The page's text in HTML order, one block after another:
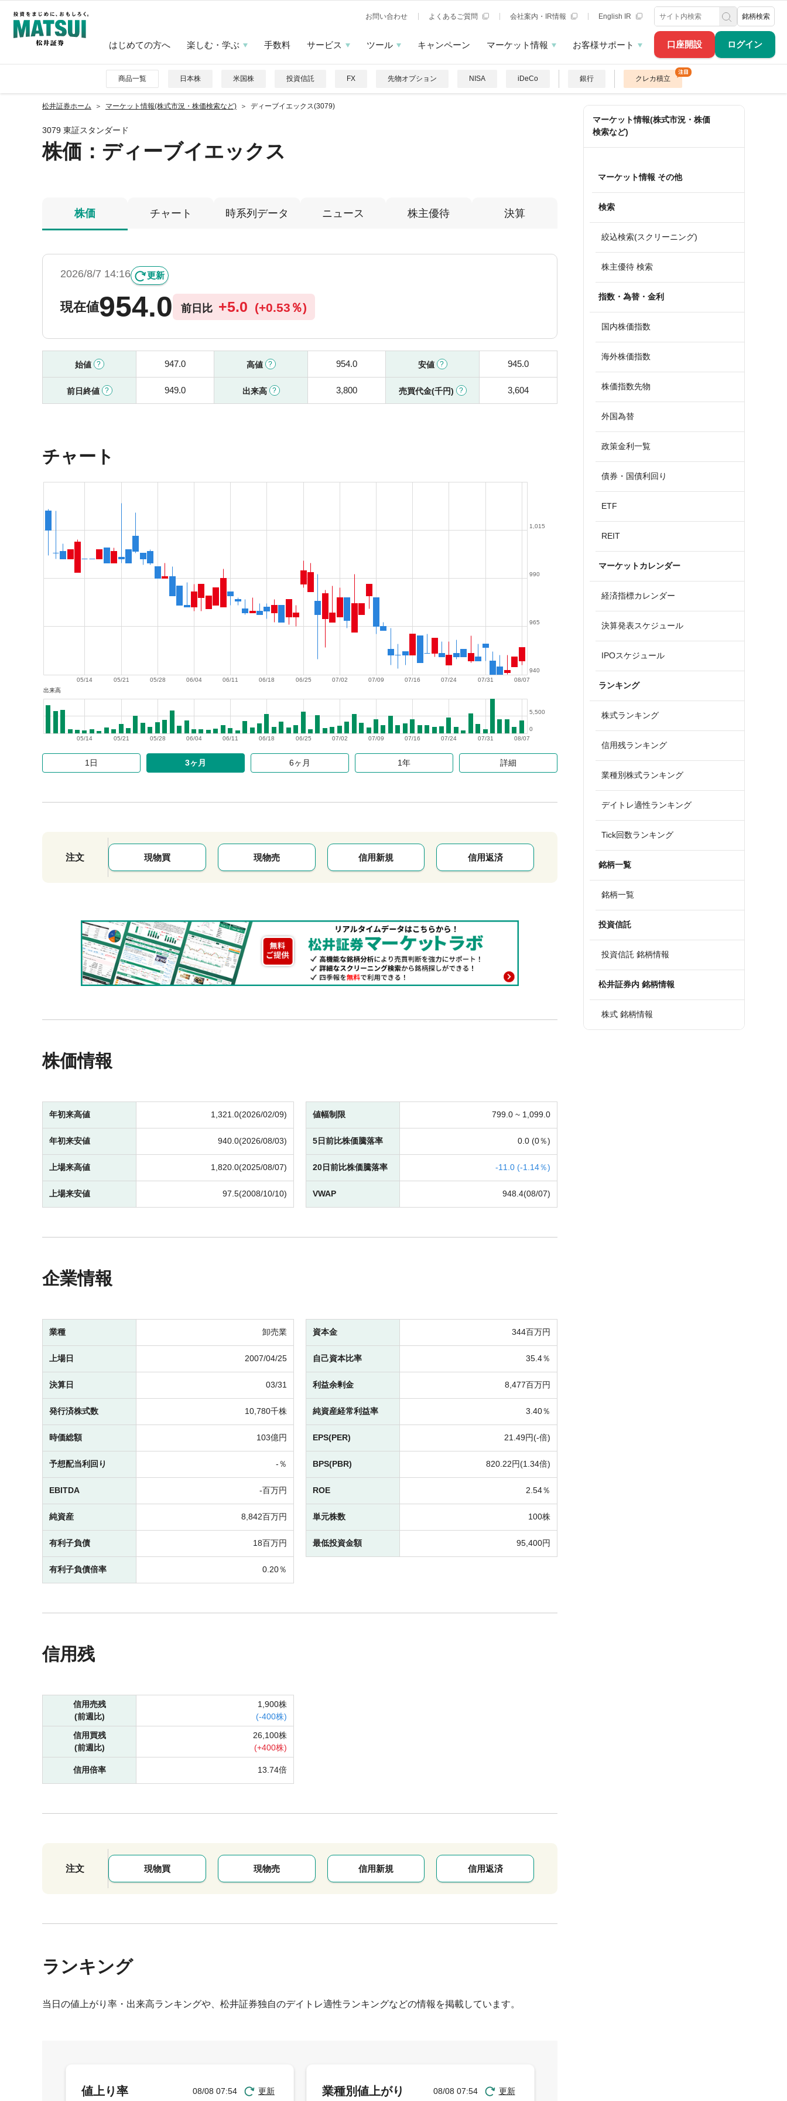
口座開設 ログイン
お問い合わせ よくあるご質問 会社案内・IR情報 English IR 銘柄検索
はじめての方へ 楽しむ・学ぶ 手数料 サービス ツール キャンペーン マーケット情報 お客様サポート
商品一覧 日本株 米国株 投資信託 FX 先物オプション NISA iDeCo 銀行 クレカ積立
松井証券ホーム マーケット情報(株式市況・株価検索など) ディーブイエックス(3079)
3079 東証スタンダード
株価 ：ディーブイエックス
株価 チャート 時系列データ ニュース 株主優待 決算
2026/8/7 14:16 更新
現在値954.0 前日比 +5.0 (+0.53％)
始値 947.0 高値 954.0 安値 945.0
前日終値 949.0 出来高 3,800 売買代金(千円) 3,604
チャート
08/07
07/31
07/24
07/16
07/09
07/02
06/25
06/18
06/11
06/04
05/28
05/21
05/14
940
965
990
1,015
出来高
08/07
07/31
07/24
07/16
07/09
07/02
06/25
06/18
06/11
06/04
05/28
05/21
05/14
0
5,500
1日 3ヶ月 6ヶ月 1年 詳細
注文 現物買 現物売 信用新規 信用返済
株価情報
年初来高値 1,321.0(2026/02/09)
年初来安値 940.0(2026/08/03)
上場来高値 1,820.0(2025/08/07)
上場来安値 97.5(2008/10/10)
値幅制限 799.0 ~ 1,099.0
5日前比株価騰落率 0.0 (0％)
20日前比株価騰落率 -11.0 (-1.14％)
VWAP 948.4(08/07)
企業情報
業種 卸売業
上場日 2007/04/25
決算日 03/31
発行済株式数 10,780千株
時価総額 103億円
予想配当利回り -％
EBITDA -百万円
純資産 8,842百万円
有利子負債 18百万円
有利子負債倍率 0.20％
資本金 344百万円
自己資本比率 35.4％
利益余剰金 8,477百万円
純資産経常利益率 3.40％
EPS(PER) 21.49円(-倍)
BPS(PBR) 820.22円(1.34倍)
ROE 2.54％
単元株数 100株
最低投資金額 95,400円
信用残
信用売残
(前週比)
1,900株
(-400株)
信用買残
(前週比)
26,100株
(+400株)
信用倍率 13.74倍
注文 現物買 現物売 信用新規 信用返済
ランキング
当日の値上がり率・出来高ランキングや、松井証券独自のデイトレ適性ランキングなどの情報を掲載しています。
マーケット情報(株式市況・株価
検索など)
マーケット情報 その他
検索
絞込検索(スクリーニング)
株主優待 検索
指数・為替・金利
国内株価指数
海外株価指数
株価指数先物
外国為替
政策金利一覧
債券・国債利回り
ETF
REIT
マーケットカレンダー
経済指標カレンダー
決算発表スケジュール
IPOスケジュール
ランキング
株式ランキング
信用残ランキング
業種別株式ランキング
デイトレ適性ランキング
Tick回数ランキング
銘柄一覧
銘柄一覧
投資信託
投資信託 銘柄情報
松井証券内 銘柄情報
株式 銘柄情報